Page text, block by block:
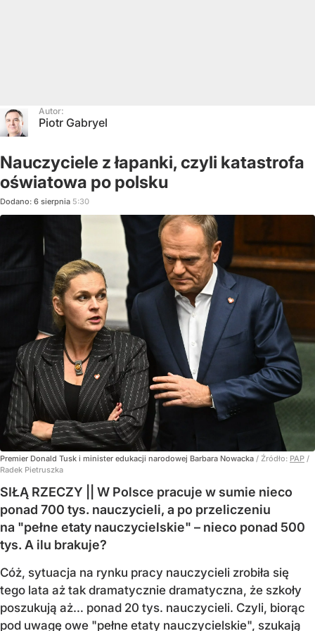
Autor:
Piotr Gabryel
Nauczyciele z łapanki, czyli katastrofa
oświatowa po polsku
Dodano: 6 sierpnia 5:30
Premier Donald Tusk i minister edukacji narodowej Barbara Nowacka / Źródło: PAP /
Radek Pietruszka
SIŁĄ RZECZY || W Polsce pracuje w sumie nieco
ponad 700 tys. nauczycieli, a po przeliczeniu
na "pełne etaty nauczycielskie" – nieco ponad 500
tys. A ilu brakuje?
Cóż, sytuacja na rynku pracy nauczycieli zrobiła się
tego lata aż tak dramatycznie dramatyczna, że szkoły
poszukują aż… ponad 20 tys. nauczycieli. Czyli, biorąc
pod uwagę owe "pełne etaty nauczycielskie", szukają